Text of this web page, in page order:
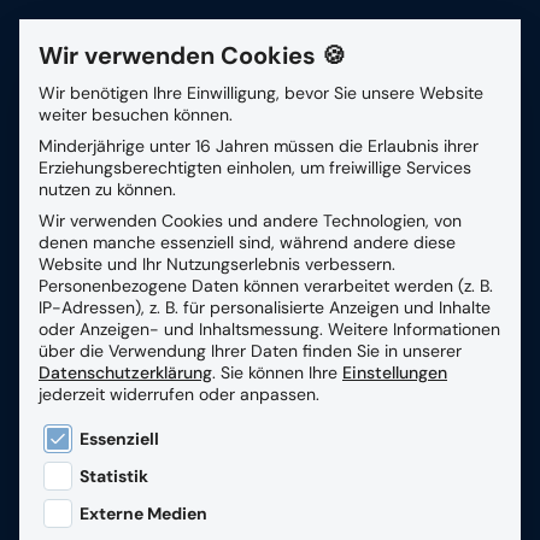
Suchfeld
Suchen
Geprüfte Qualität und
Sicherheit
Wir verwenden Cookies 🍪
Wir benötigen Ihre Einwilligung, bevor Sie unsere Website
weiter besuchen können.
Minderjährige unter 16 Jahren müssen die Erlaubnis ihrer
Erziehungsberechtigten einholen, um freiwillige Services
nutzen zu können.
Wir verwenden Cookies und andere Technologien, von
denen manche essenziell sind, während andere diese
Website und Ihr Nutzungserlebnis verbessern.
Personenbezogene Daten können verarbeitet werden (z. B.
IP-Adressen), z. B. für personalisierte Anzeigen und Inhalte
oder Anzeigen- und Inhaltsmessung. Weitere Informationen
über die Verwendung Ihrer Daten finden Sie in unserer
Datenschutzerklärung. Sie können Ihre Einstellungen
jederzeit widerrufen oder anpassen.
Es folgt eine Liste der Service-Gruppen, für die
Essenziell
Statistik
Externe Medien